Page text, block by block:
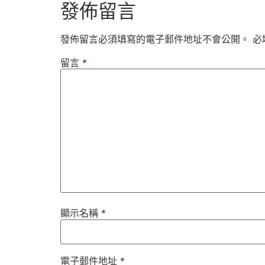
發佈留言
發佈留言必須填寫的電子郵件地址不會公開。 必
留言 *
顯示名稱 *
電子郵件地址 *